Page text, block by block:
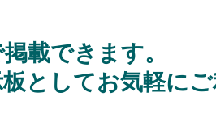
載できます。
としてお気軽に